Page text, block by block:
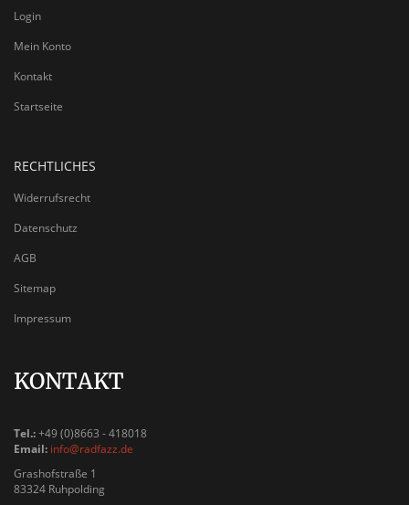
Login
Mein Konto
Kontakt
Startseite
RECHTLICHES
Widerrufsrecht
Datenschutz
AGB
Sitemap
Impressum
KONTAKT
Tel.:+49 (0)8663 - 418018
Email: info@radfazz.de
Grashofstraße 1
83324 Ruhpolding